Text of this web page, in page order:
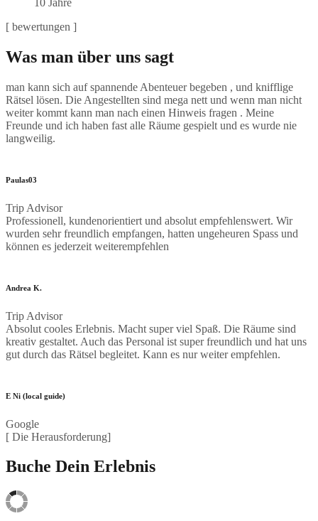
10 Jahre
[ bewertungen ]
Was man über uns sagt
man kann sich auf spannende Abenteuer begeben , und knifflige
Rätsel lösen. Die Angestellten sind mega nett und wenn man nicht
weiter kommt kann man nach einen Hinweis fragen . Meine
Freunde und ich haben fast alle Räume gespielt und es wurde nie
langweilig.
Paulas03
Trip Advisor
Professionell, kundenorientiert und absolut empfehlenswert. Wir
wurden sehr freundlich empfangen, hatten ungeheuren Spass und
können es jederzeit weiterempfehlen
Andrea K.
Trip Advisor
Absolut cooles Erlebnis. Macht super viel Spaß. Die Räume sind
kreativ gestaltet. Auch das Personal ist super freundlich und hat uns
gut durch das Rätsel begleitet. Kann es nur weiter empfehlen.
E Ni (local guide)
Google
[ Die Herausforderung]
Buche Dein Erlebnis